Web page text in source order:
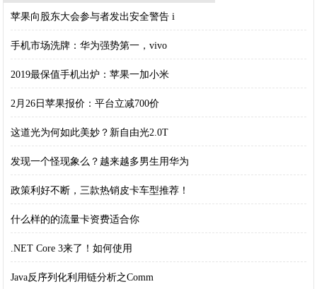
苹果向股东大会参与者发出安全警告 i
手机市场洗牌：华为强势第一，vivo
2019最保值手机出炉：苹果一加小米
2月26日苹果报价：平台立减700价
这道光为何如此美妙？新自由光2.0T
发现一个怪现象么？越来越多男生用华为
政策利好不断，三款热销皮卡车型推荐！
什么样的的流量卡资费适合你
.NET Core 3来了！如何使用
Java反序列化利用链分析之Comm